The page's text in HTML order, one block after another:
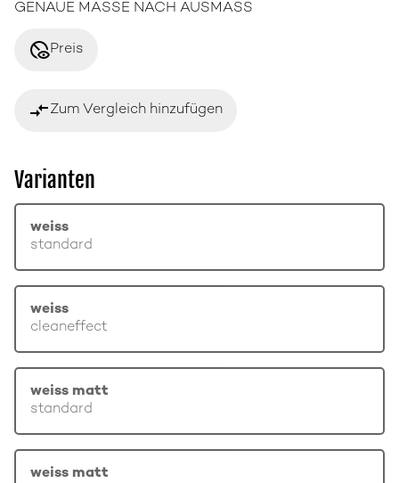
GENAUE MASSE NACH AUSMASS
disabled_visiblePreis
compare_arrowsZum Vergleich hinzufügen
Varianten
weiss
standard
weiss
cleaneffect
weiss matt
standard
weiss matt